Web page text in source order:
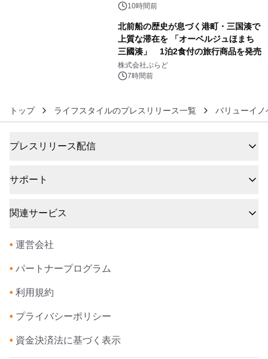
催 英国ラジオ「NTS」の 特別プログ
アーティストを フィーチャーしたアニ
メーションを公開～
10時間前
北前船の歴史が息づく港町・三国湊で
上質な滞在を 「オーベルジュほまち
三國湊」 1泊2食付の旅行商品を発売
株式会社ぷらど
7時間前
トップ ライフスタイルのプレスリリース一覧 バリューイ
プレスリリース配信
サポート
関連サービス
• 運営会社
• パートナープログラム
• 利用規約
• プライバシーポリシー
• 資金決済法に基づく表示